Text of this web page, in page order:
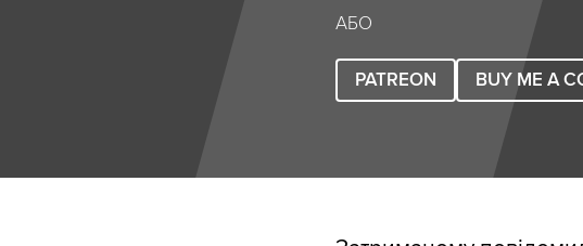
АБО
PATREON BUY ME A